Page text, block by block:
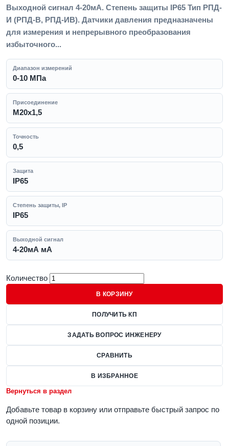
Выходной сигнал 4-20мА. Степень защиты IP65 Тип РПД-
И (РПД-В, РПД-ИВ). Датчики давления предназначены
для измерения и непрерывного преобразования
избыточного...
Диапазон измерений
0-10 МПа
Присоединение
M20x1,5
Точность
0,5
Защита
IP65
Степень защиты, IP
IP65
Выходной сигнал
4-20мА мА
Количество
В КОРЗИНУ
ПОЛУЧИТЬ КП
ЗАДАТЬ ВОПРОС ИНЖЕНЕРУ
СРАВНИТЬ
В ИЗБРАННОЕ
Вернуться в раздел
Добавьте товар в корзину или отправьте быстрый запрос по
одной позиции.